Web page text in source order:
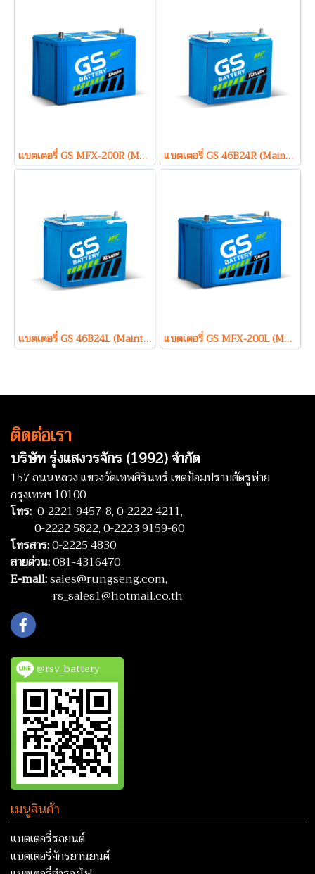
แบตเตอรี่ GS MFX-200R (Maintenance Free Type) 12V 100Ah แบตเตอรี่ GS 46B24R (Maintenance Free Type) 12V 45Ah
แบตเตอรี่ GS 46B24L (Maintenance Free Type) 12V 45Ah แบตเตอรี่ GS MFX-200L (Maintenance Free Type) 12V 100Ah
ติดต่อเรา
บริษัท รุ่งแสงวรจักร (1992) จำกัด
157 ถนนหลวง แขวงวัดเทพศิรินทร์ เขตป้อมปราบศัตรูพ่าย
กรุงเทพฯ 10100
โทร: 0-2221 9457-8,0-2222 4211,
0-2222 5822,0-2223 9159-60
โทรสาร:0-2225 4830
สายด่วน:081-4316470
E-mail:sales@rungseng.com,
rs_sales1@hotmail.co.th
@rsv_battery
เมนูสินค้า
แบตเตอรี่รถยนต์
แบตเตอรี่จักรยานยนต์